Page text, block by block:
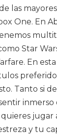
las
One. En
Star
En esta
Tanto si
jugar
y tu